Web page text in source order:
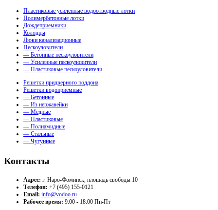
Пластиковые усиленные водоотводные лотки
Полимербетонные лотки
Дождеприемники
Колодцы
Люки канализационные
Пескоуловители
— Бетонные пескоуловители
— Усиленные пескоуловители
— Пластиковые пескоуловители
Решетки придверного поддона
Решетки водоприемные
— Бетонные
— Из нержавейки
— Медные
— Пластиковые
— Полиамидные
— Стальные
— Чугунные
Контакты
Адрес: г. Наро-Фоминск, площадь свободы 10
Телефон: +7 (495) 155-0121
Email: info@vodoo.ru
Рабочее время: 9:00 - 18:00 Пн-Пт